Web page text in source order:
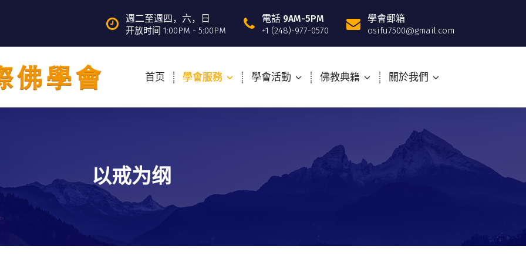
週二至週四，六，日
开放时间 1:00PM - 5:00PM
電話 9AM-5PM
+1 (248)-977-0570
學會郵箱
osifu7500@gmail.com
首页 學會服務 學會活動 佛教典籍 關於我們
以戒为纲